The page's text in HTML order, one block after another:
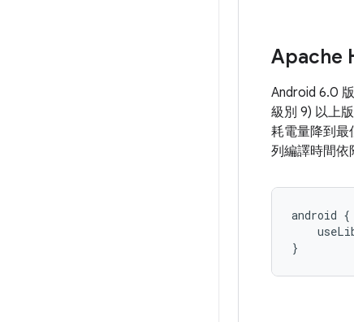
Apache
Android 6.0
級別 9) 以上
耗電量降到最
列編譯時間依
android {
}